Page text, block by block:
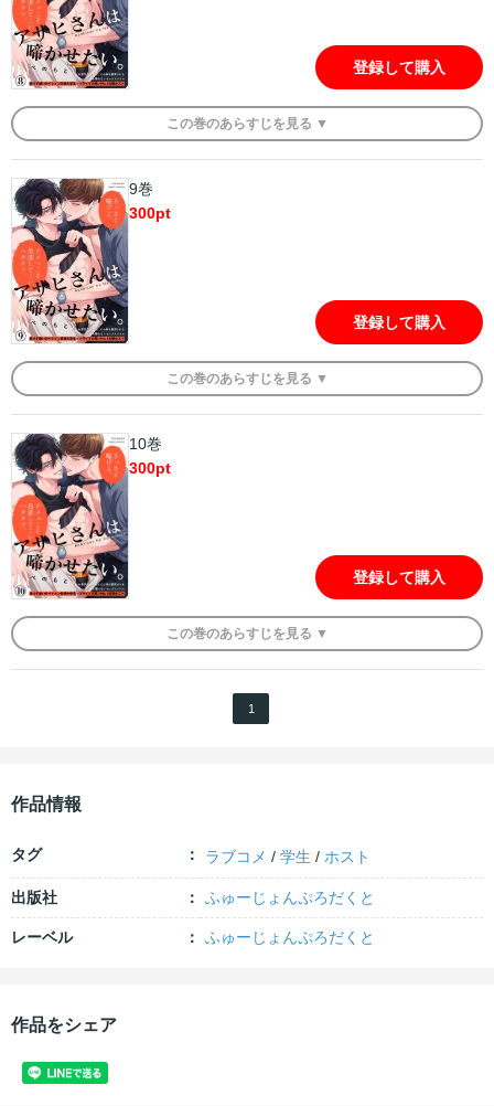
登録して購入
この巻のあらすじを 見る ▼
9巻
300pt
登録して購入
この巻のあらすじを 見る ▼
10巻
300pt
登録して購入
この巻のあらすじを 見る ▼
1
作品情報
タグ ラブコメ /学生 /ホスト
出版社 ふゅーじょんぷろだくと
レーベル ふゅーじょんぷろだくと
作品をシェア